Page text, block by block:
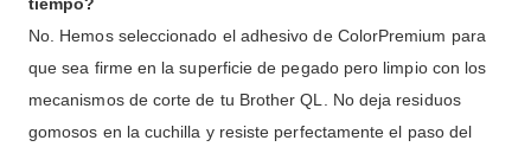
No. Hemos seleccionado el adhesivo de ColorPremium para
que sea firme en la superficie de pegado pero limpio con los
mecanismos de corte de tu Brother QL. No deja residuos
gomosos en la cuchilla y resiste perfectamente el paso del